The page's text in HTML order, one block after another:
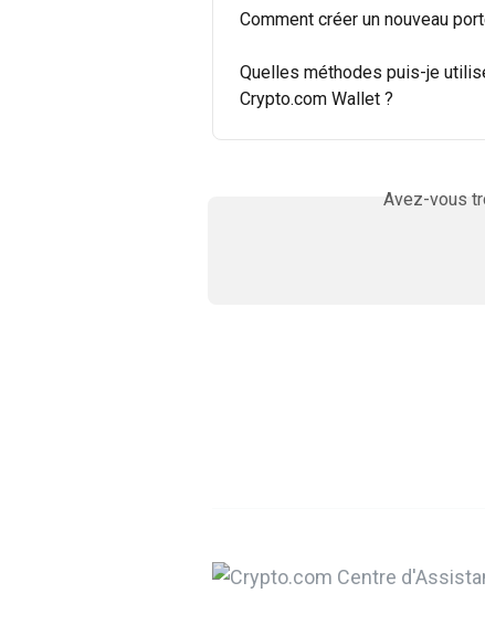
Comment créer un nouveau
Quelles méthodes puis-je
Crypto.com Wallet ?
Avez-vous